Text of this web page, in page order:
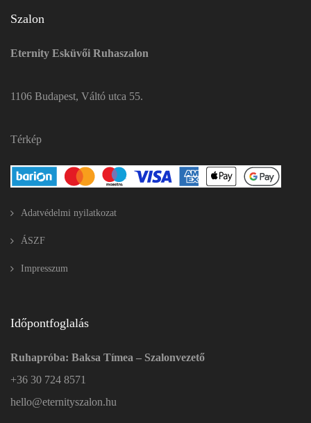
Szalon
Eternity Esküvői Ruhaszalon
1106 Budapest, Váltó utca 55.
Térkép
Adatvédelmi nyilatkozat
ÁSZF
Impresszum
Időpontfoglalás
Ruhapróba: Baksa Tímea – Szalonvezető
+36 30 724 8571
hello@eternityszalon.hu